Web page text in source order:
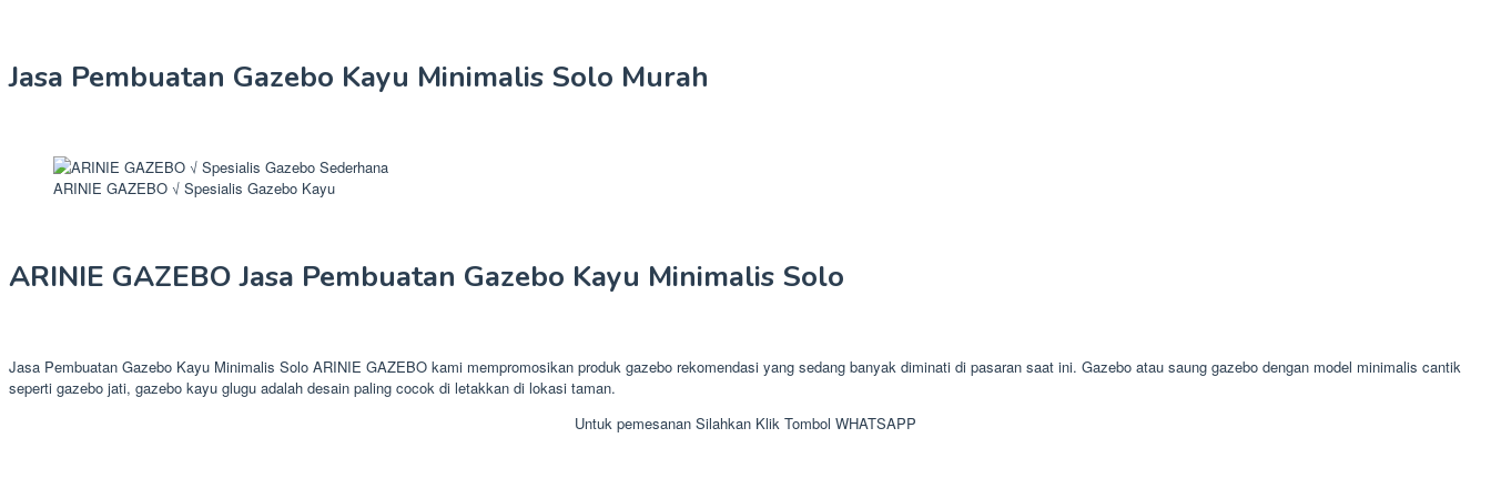
Jasa Pembuatan Gazebo Kayu Minimalis Solo Murah
ARINIE GAZEBO √ Spesialis Gazebo Kayu
ARINIE GAZEBO Jasa Pembuatan Gazebo Kayu Minimalis Solo
Jasa Pembuatan Gazebo Kayu Minimalis Solo ARINIE GAZEBO kami mempromosikan produk gazebo rekomendasi yang sedang banyak diminati di pasaran saat ini. Gazebo atau saung gazebo dengan model minimalis cantik
seperti gazebo jati, gazebo kayu glugu adalah desain paling cocok di letakkan di lokasi taman.
Untuk pemesanan Silahkan Klik Tombol WHATSAPP